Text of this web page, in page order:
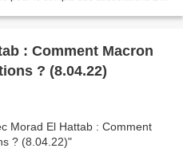
: Comment Macron
? (8.04.22)